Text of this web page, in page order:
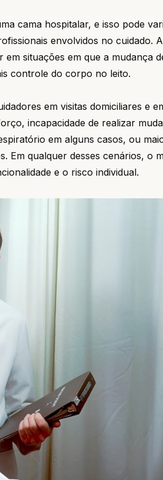
cama hospitalar, e isso pode
envolvidos no cuidado.
em situações em que a mudança
controle do corpo no leito.
em visitas domiciliares e
incapacidade de realizar
em alguns casos, ou
Em qualquer desses cenários, o
e o risco individual.